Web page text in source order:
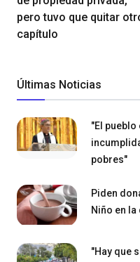
pero tuvo que quitar
capítulo
Últimas Noticias
"El
pobres"
Piden
Niño en la
"Hay que